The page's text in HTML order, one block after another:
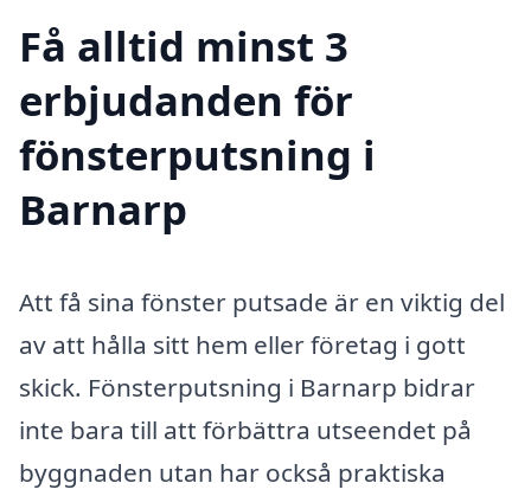
Få alltid minst 3
erbjudanden för
fönsterputsning i
Barnarp
Att få sina fönster putsade är en viktig del
av att hålla sitt hem eller företag i gott
skick. Fönsterputsning i Barnarp bidrar
inte bara till att förbättra utseendet på
byggnaden utan har också praktiska